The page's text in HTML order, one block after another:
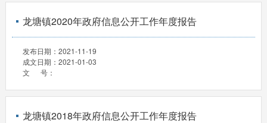
龙塘镇2020年政府信息公开工作年度报告
发布日期： 2021-11-19
成文日期： 2021-01-03
文 号：
龙塘镇2018年政府信息公开工作年度报告